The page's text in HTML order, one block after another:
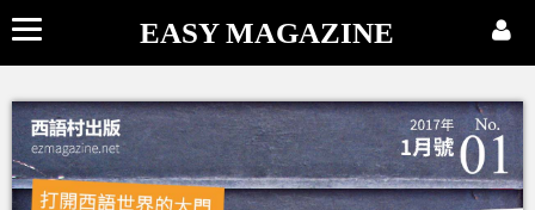
EASY MAGAZINE